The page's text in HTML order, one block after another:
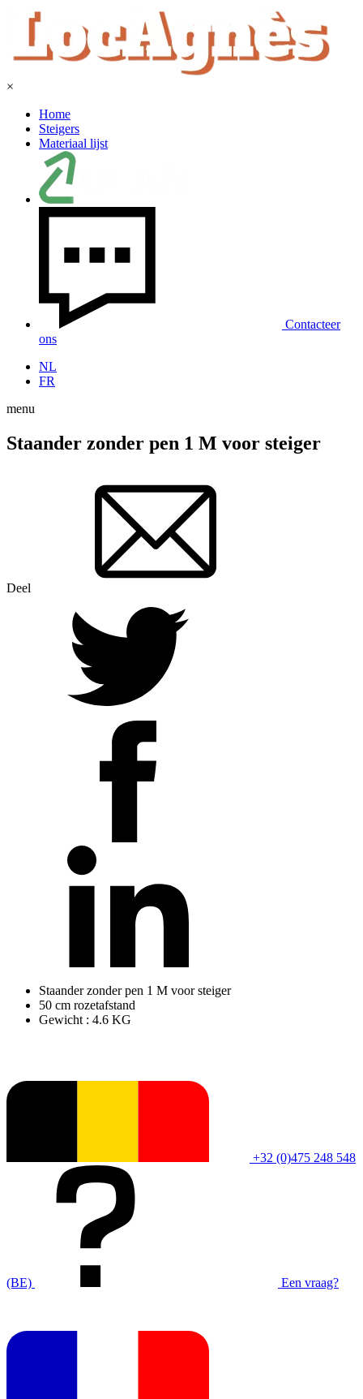
×
Home
Steigers
Materiaal lijst
Contacteer
ons
NL
FR
menu
Staander zonder pen 1 M voor steiger
Deel
Staander zonder pen 1 M voor steiger
50 cm rozetafstand
Gewicht : 4.6 KG
+32 (0)475 248 548
(BE) Een vraag?